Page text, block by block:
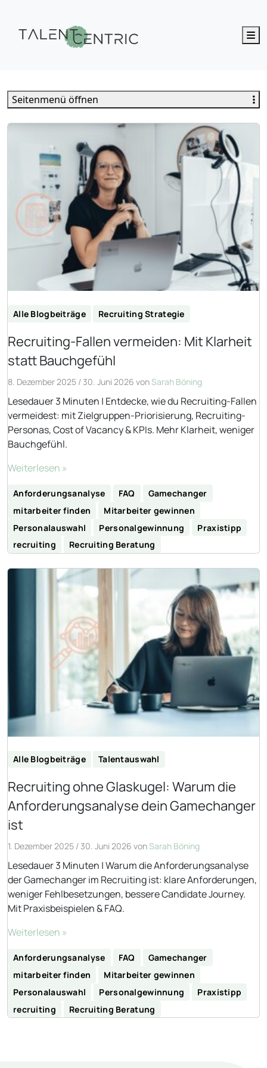
Alle Blogbeiträge Recruiting Strategie
Recruiting-Fallen vermeiden: Mit Klarheit
statt Bauchgefühl
8. Dezember 2025 / 30. Juni 2026 vonSarah Böning
Lesedauer 3 Minuten | Entdecke, wie du Recruiting-Fallen
vermeidest: mit Zielgruppen-Priorisierung, Recruiting-
Personas, Cost of Vacancy & KPIs. Mehr Klarheit, weniger
Bauchgefühl.
Weiterlesen »
Anforderungsanalyse FAQ
Gamechanger
mitarbeiter finden
Mitarbeiter gewinnen
Personalauswahl
Personalgewinnung
Praxistipp
recruiting
Recruiting Beratung
Alle Blogbeiträge Talentauswahl
Recruiting ohne Glaskugel: Warum die
Anforderungsanalyse dein Gamechanger
ist
1. Dezember 2025 / 30. Juni 2026 vonSarah Böning
Lesedauer 3 Minuten | Warum die Anforderungsanalyse
der Gamechanger im Recruiting ist: klare Anforderungen,
weniger Fehlbesetzungen, bessere Candidate Journey.
Mit Praxisbeispielen & FAQ.
Weiterlesen »
Anforderungsanalyse FAQ
Gamechanger
mitarbeiter finden
Mitarbeiter gewinnen
Personalauswahl
Personalgewinnung
Praxistipp
recruiting
Recruiting Beratung
Seitenmenü öffnen